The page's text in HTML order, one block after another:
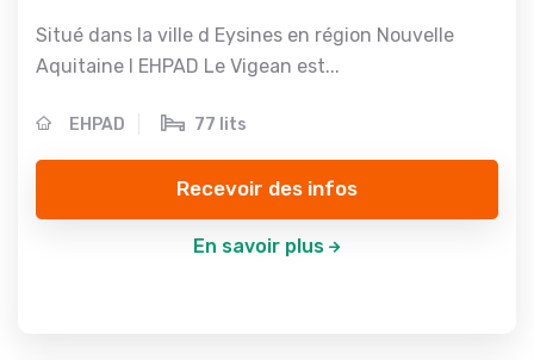
Situé dans la ville d Eysines en région Nouvelle
Aquitaine l EHPAD Le Vigean est...
EHPAD 77 lits
Recevoir des infos
En savoir plus